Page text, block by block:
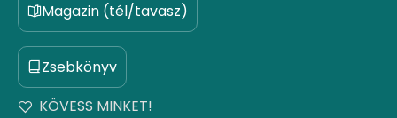
Magazin (tél/tavasz)
Zsebkönyv
KÖVESS MINKET!